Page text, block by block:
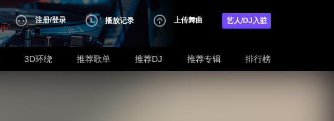
注册/登录 播放记录 上传舞曲 艺人/DJ入驻
3D环绕 推荐歌单 推荐DJ 推荐专辑 排行榜